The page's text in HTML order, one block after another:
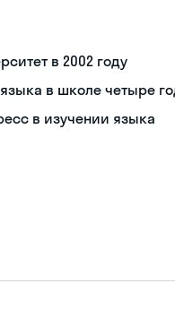
в 2002 году
в школе четыре
в изучении языка